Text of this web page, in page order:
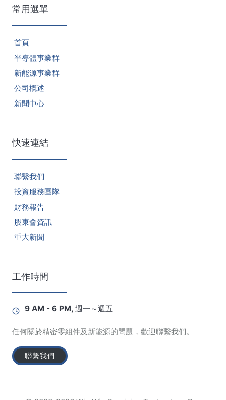
常用選單
首頁
半導體事業群
新能源事業群
公司概述
新聞中心
快速連結
聯繫我們
投資服務團隊
財務報告
股東會資訊
重大新聞
工作時間
9 AM - 6 PM, 週一～週五
任何關於精密零組件及新能源的問題，歡迎聯繫我們。
聯繫我們